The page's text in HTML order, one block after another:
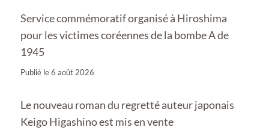
Service commémoratif organisé à Hiroshima
pour les victimes coréennes de la bombe A de
1945
Publié le6 août 2026
Le nouveau roman du regretté auteur japonais
Keigo Higashino est mis en vente